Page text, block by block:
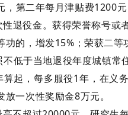
，第二年每月津贴费1200
退役金。获得荣誉称号
功的，增发15%；荣获二等
低于当地退役年度城镇
起，每多服役1年，在
一次性奖励金8万元。